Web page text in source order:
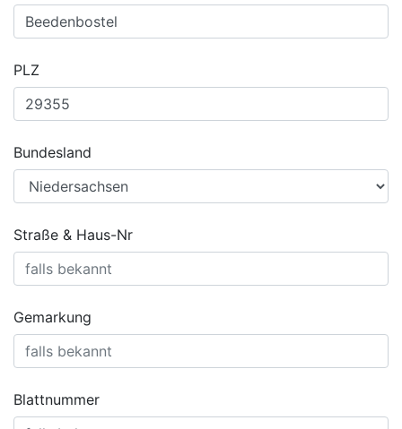
PLZ
Bundesland
Straße & Haus-Nr
Gemarkung
Blattnummer